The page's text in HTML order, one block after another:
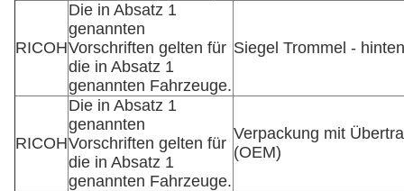
RICOH
Die in Absatz 1
genannten
Vorschriften gelten für
die in Absatz 1
genannten Fahrzeuge.
Siegel Trommel -
RICOH
Die in Absatz 1
genannten
Vorschriften gelten für
die in Absatz 1
genannten Fahrzeuge.
Verpackung mit
(OEM)